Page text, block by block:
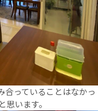
合っていることはなかっ
います。